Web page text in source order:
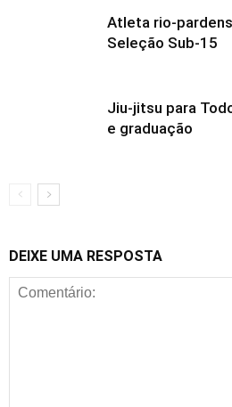
Atleta rio-
Seleção Sub-15
Jiu-jitsu para
e graduação
DEIXE UMA RESPOSTA